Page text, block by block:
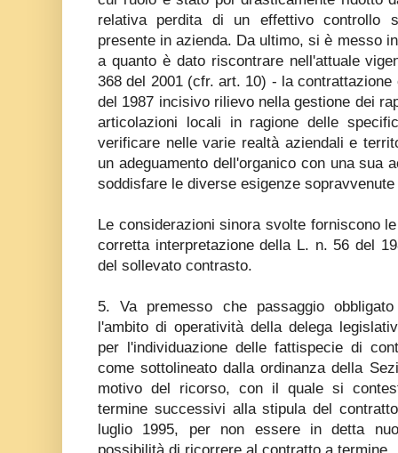
relativa perdita di un effettivo controllo
presente in azienda. Da ultimo, si è messo
a quanto è dato riscontrare nell'attuale
368 del 2001 (cfr. art. 10) - la
del 1987 incisivo rilievo nella gestione dei
articolazioni locali in ragione delle
verificare nelle varie realtà aziendali e
un adeguamento dell'organico con una sua
soddisfare le diverse esigenze
Le considerazioni sinora svolte forniscono
corretta interpretazione della L. n. 56 del
del sollevato contrasto.
5. Va premesso che passaggio
l'ambito di operatività della delega
per l'individuazione delle fattispecie di
come sottolineato dalla ordinanza della
motivo del ricorso, con il quale si
termine successivi alla stipula del
luglio 1995, per non essere in detta